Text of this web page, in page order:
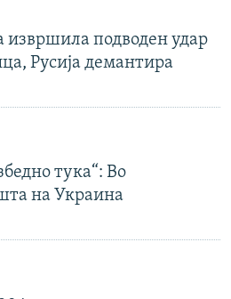
извршила подводен удар
Русија демантира
тука“: Во
на Украина